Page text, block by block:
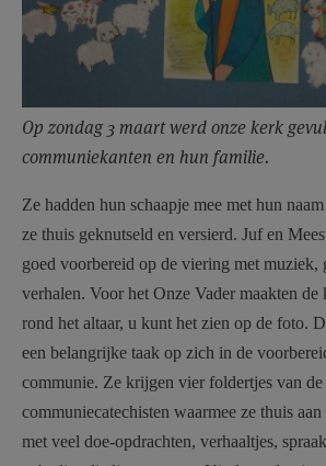
Op zondag 3 maart werd onze kerk
communiekanten en hun familie.
Ze hadden hun schaapje mee met hun
ze thuis geknutseld en versierd. Juf en
goed voorbereid op de viering met muziek,
verhalen. Voor het Onze Vader maakten de
rond het altaar, u kunt het zien op de foto.
een belangrijke taak op zich in de
communie. Ze krijgen vier foldertjes van de
communiecatechisten waarmee ze thuis
met veel doe-opdrachten, verhaaltjes,